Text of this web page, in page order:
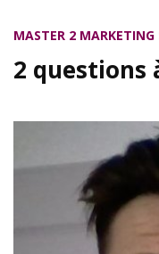
MASTER 2 MARKETING
2 questions